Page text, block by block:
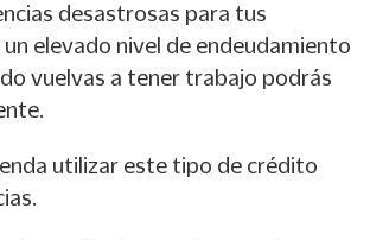
desastrosas para tus
elevado nivel de endeudamiento
vuelvas a tener trabajo podrás
utilizar este tipo de crédito